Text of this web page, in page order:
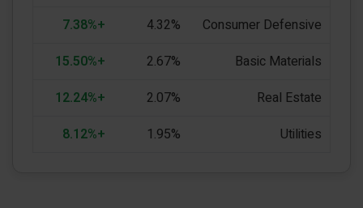
Consumer Defensive
4.32%
+7.38%
Basic Materials
2.67%
+15.50%
Real Estate
2.07%
+12.24%
Utilities
1.95%
+8.12%